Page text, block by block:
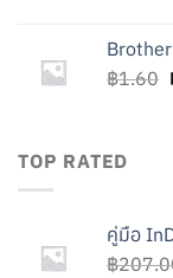
฿1.60
TOP RATED
คู่มือ
฿